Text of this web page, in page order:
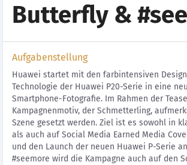
Butterfly &
Aufgabenstellung
Huawei startet mit den farbintensiven
Technologie der Huawei P20-Serie in eine
Smartphone-Fotografie. Im Rahmen der
Kampagnenmotiv, der Schmetterling,
Szene gesetzt werden. Ziel ist es sowohl in
als auch auf Social Media Earned Media
und den Launch der neuen Huawei P-Serie
#seemore wird die Kampagne auch auf den